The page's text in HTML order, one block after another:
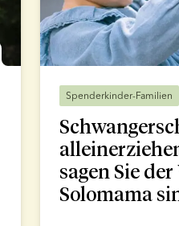
Spenderkinder-Familien
sagen Sie
Solomama